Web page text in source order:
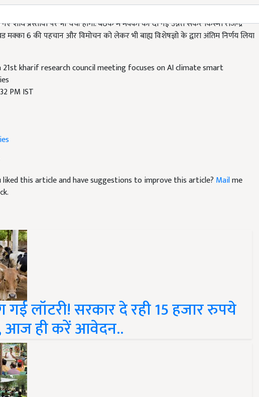
प्रस्तावों पर भी चर्चा होगी. बैठक में मक्का की दो नई उन्नत संकर किस्मों राजेन्द्र
मक्का 6 की पहचान और विमोचन को लेकर भी बाह्य विशेषज्ञो के द्वारा अंतिम निर्णय लिया
PM IST
liked this article and have suggestions to improve this article?
लॉटरी! सरकार दे रही 15 हजार रुपये
आज ही करें आवेदन..